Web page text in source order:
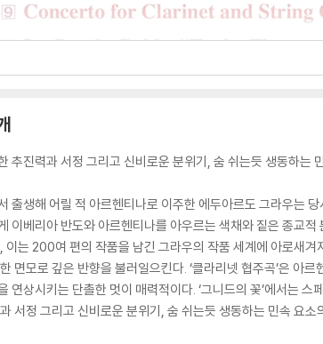
추진력과 서정 그리고 신비로운 분위기, 숨 쉬는듯 생동하는
출생해 어릴 적 아르헨티나로 이주한 에두아르도 그라우는
이베리아 반도와 아르헨티나를 아우르는 색채와 짙은 종교
이는 200여 편의 작품을 남긴 그라우의 작품 세계에 아로새
면모로 깊은 반향을 불러일으킨다. ‘클라리넷 협주곡’은 아
연상시키는 단촐한 멋이 매력적이다. ‘그니드의 꽃’에서는
서정 그리고 신비로운 분위기, 숨 쉬는듯 생동하는 민속 요